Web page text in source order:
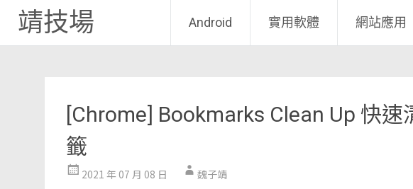
靖技場 Android 實用軟體 網站應用
[Chrome] Bookmarks Clean Up 快
籤
2021 年 07 月 08 日 魏子靖